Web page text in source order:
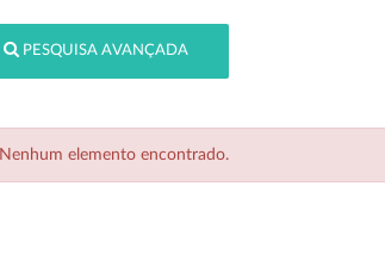
PESQUISA AVANÇADA
Nenhum elemento encontrado.